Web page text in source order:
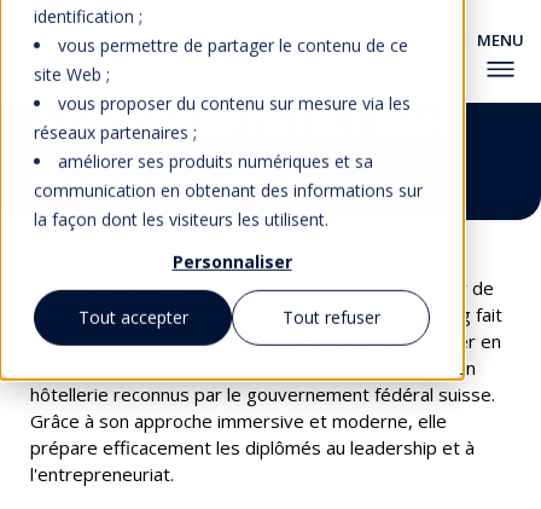
identification ;
vous permettre de partager le contenu de ce
site Web ;
vous proposer du contenu sur mesure via les
réseaux partenaires ;
améliorer ses produits numériques et sa
communication en obtenant des informations sur
la façon dont les visiteurs les utilisent.
Personnaliser
Tout accepter Tout refuser
A propos de l'EHL Hotel
School Passugg
Forte de plus de 50 ans d'excellence dans le secteur de
l'enseignement pratique, l'EHL Hotel School Passugg fait
partie des meilleures écoles de management hôtelier en
Suisse. L'établissement propose des programmes en
hôtellerie reconnus par le gouvernement fédéral suisse.
Grâce à son approche immersive et moderne, elle
prépare efficacement les diplômés au leadership et à
l'entrepreneuriat.